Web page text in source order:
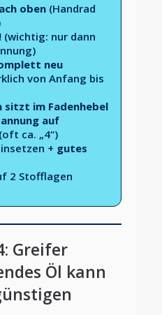
oben (Handrad
(wichtig: nur dann
neu
von Anfang bis
sitzt im Fadenhebel
auf
(oft ca. „4“)
+ gutes
2 Stofflagen
Greifer
Öl kann